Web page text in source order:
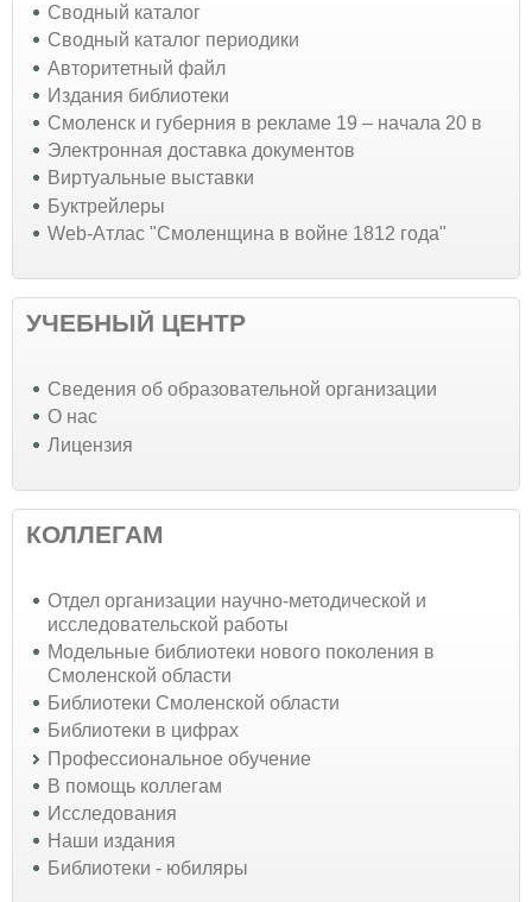
Сводный каталог
Сводный каталог периодики
Авторитетный файл
Издания библиотеки
Смоленск и губерния в рекламе 19 – начала 20 в
Электронная доставка документов
Виртуальные выставки
Буктрейлеры
Web-Атлас "Смоленщина в войне 1812 года"
УЧЕБНЫЙ ЦЕНТР
Cведения об образовательной организации
О нас
Лицензия
КОЛЛЕГАМ
Отдел организации научно-методической и
исследовательской работы
Модельные библиотеки нового поколения в
Смоленской области
Библиотеки Смоленской области
Библиотеки в цифрах
Профессиональное обучение
В помощь коллегам
Исследования
Наши издания
Библиотеки - юбиляры